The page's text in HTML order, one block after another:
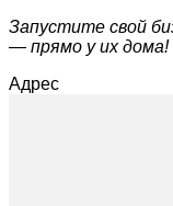
Запустите свой
— прямо у их дома!
Адрес